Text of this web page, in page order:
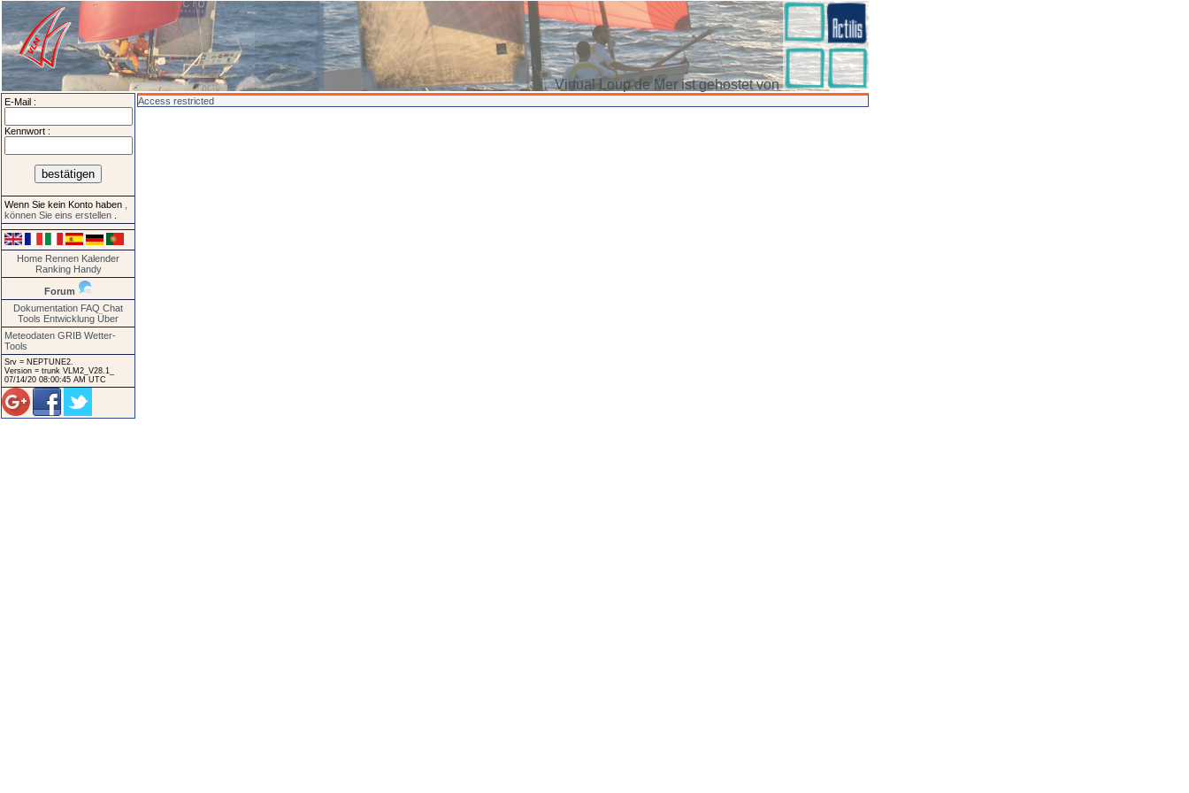
Virtual Loup de Mer ist gehostet von
E-Mail :
Kennwort :
Wenn Sie kein Konto haben
können Sie eins erstellen
Home Rennen Kalender
Ranking Handy
Forum
Dokumentation FAQ Chat
Tools Entwicklung Über
Meteodaten GRIB Wetter-
Tools
Srv = NEPTUNE2.
Version = trunk VLM2_V28.1_
07/14/20 08:00:45 AM UTC
Access restricted